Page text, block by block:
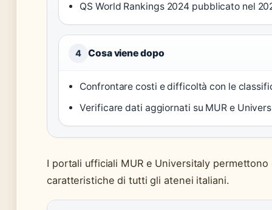
QS World Rankings 2024 pubblicato nel
4 Cosa viene dopo
Confrontare costi e difficoltà con le
Verificare dati aggiornati su MUR e
I portali ufficiali MUR e Universitaly
caratteristiche di tutti gli atenei italiani.